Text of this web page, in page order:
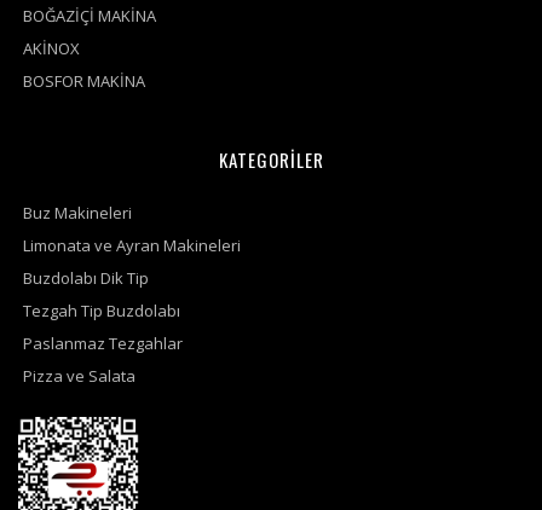
BOĞAZİÇİ MAKİNA
AKİNOX
BOSFOR MAKİNA
KATEGORİLER
Buz Makineleri
Limonata ve Ayran Makineleri
Buzdolabı Dik Tip
Tezgah Tip Buzdolabı
Paslanmaz Tezgahlar
Pizza ve Salata